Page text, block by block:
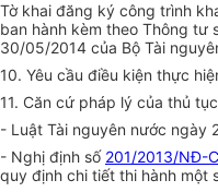
Tờ khai đăng ký công trình
ban hành kèm theo Thông tư
30/05/2014 của Bộ Tài
10. Yêu cầu điều kiện thực
11. Căn cứ pháp lý của thủ
- Luật Tài nguyên nước ngày
- Nghị định số 201/2013/NĐ-
quy định chi tiết thi hành một